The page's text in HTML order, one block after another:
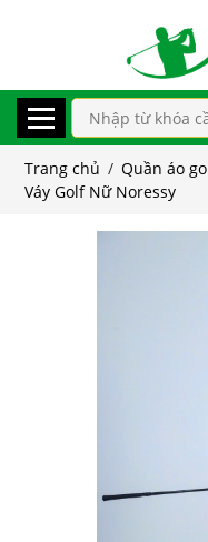
Trang chủ / Quần áo
Váy Golf Nữ Noressy